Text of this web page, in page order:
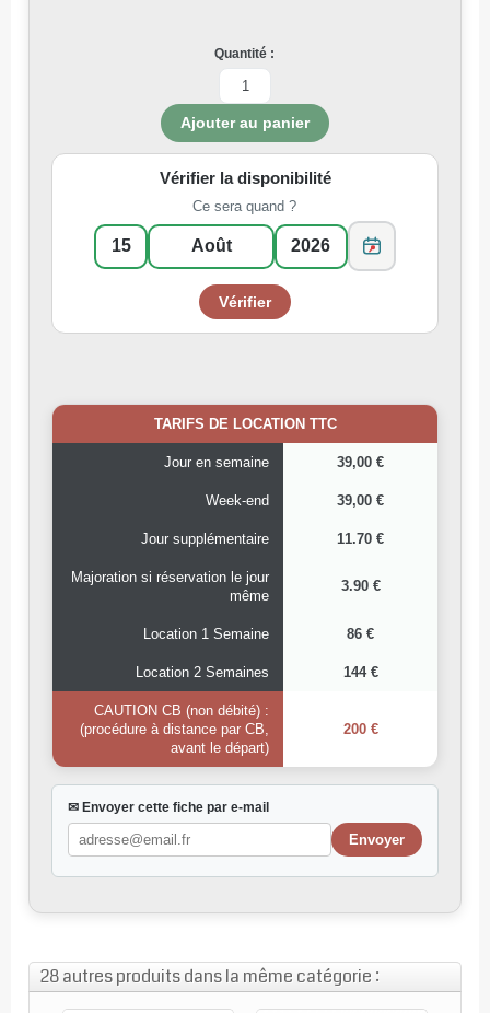
Quantité :
Vérifier la disponibilité
Ce sera quand ?
TARIFS DE LOCATION TTC
Jour en semaine 39,00 €
Week-end 39,00 €
Jour supplémentaire 11.70 €
Majoration si réservation le jour
même
3.90 €
Location 1 Semaine 86 €
Location 2 Semaines 144 €
CAUTION CB (non débité) :
(procédure à distance par CB,
avant le départ)
200 €
✉ Envoyer cette fiche par e-mail
28 autres produits dans la même catégorie :